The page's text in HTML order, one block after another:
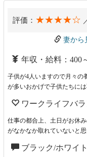
評価： ★★★★☆
妻から
年収・給料：400
子供が4人いますので月々の
が多いおかげで子供たちに
ワークライフバラ
仕事の都合上、土日がお休
がなかなか取れていないと
ブラック/ホワイト